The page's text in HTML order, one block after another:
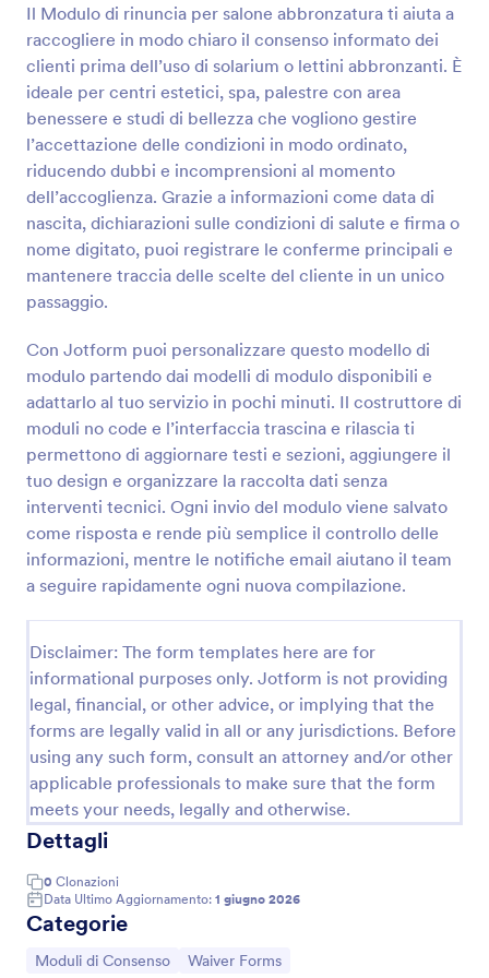
Il Modulo di rinuncia per salone abbronzatura ti aiuta a
raccogliere in modo chiaro il consenso informato dei
clienti prima dell’uso di solarium o lettini abbronzanti. È
ideale per centri estetici, spa, palestre con area
benessere e studi di bellezza che vogliono gestire
l’accettazione delle condizioni in modo ordinato,
riducendo dubbi e incomprensioni al momento
dell’accoglienza. Grazie a informazioni come data di
nascita, dichiarazioni sulle condizioni di salute e firma o
nome digitato, puoi registrare le conferme principali e
mantenere traccia delle scelte del cliente in un unico
passaggio.
Con Jotform puoi personalizzare questo modello di
modulo partendo dai modelli di modulo disponibili e
adattarlo al tuo servizio in pochi minuti. Il costruttore di
moduli no code e l’interfaccia trascina e rilascia ti
permettono di aggiornare testi e sezioni, aggiungere il
tuo design e organizzare la raccolta dati senza
interventi tecnici. Ogni invio del modulo viene salvato
come risposta e rende più semplice il controllo delle
informazioni, mentre le notifiche email aiutano il team
a seguire rapidamente ogni nuova compilazione.
Disclaimer: The form templates here are for
informational purposes only. Jotform is not providing
legal, financial, or other advice, or implying that the
forms are legally valid in all or any jurisdictions. Before
using any such form, consult an attorney and/or other
applicable professionals to make sure that the form
meets your needs, legally and otherwise.
Dettagli
0 Clonazioni
Data Ultimo Aggiornamento: 1 giugno 2026
Categorie
Vai alla Categoria:
Moduli di Consenso Vai alla Categoria:
Waiver Forms
Anteprima
Modulo Di Liberatoria Per Evento
Raccogli liberatorie per eventi e autorizzazioni dei
partecipanti con il Modulo di Liberatoria per Evento
di Jotform, ideale per associazioni, scuole e
organizzatori che vogliono gestire la raccolta dati e
ogni risposta in un unico flusso.
Go to Category:
Moduli di Consenso
Usa Template
Anteprima